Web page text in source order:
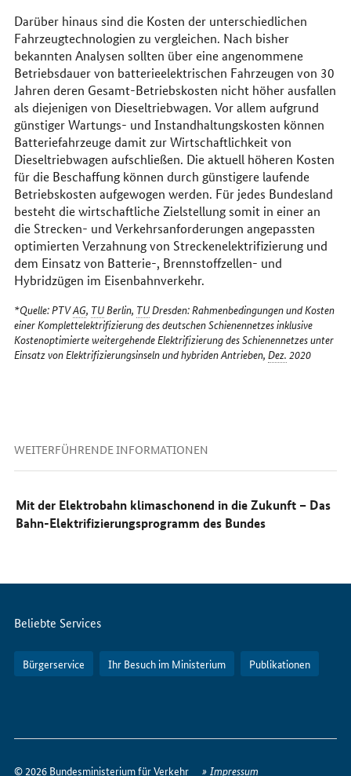
Darüber hinaus sind die Kosten der unterschiedlichen
Fahrzeugtechnologien zu vergleichen. Nach bisher
bekannten Analysen sollten über eine angenommene
Betriebsdauer von batterieelektrischen Fahrzeugen von 30
Jahren deren Gesamt-Betriebskosten nicht höher ausfallen
als diejenigen von Dieseltriebwagen. Vor allem aufgrund
günstiger Wartungs- und Instandhaltungskosten können
Batteriefahrzeuge damit zur Wirtschaftlichkeit von
Dieseltriebwagen aufschließen. Die aktuell höheren Kosten
für die Beschaffung können durch günstigere laufende
Betriebskosten aufgewogen werden. Für jedes Bundesland
besteht die wirtschaftliche Zielstellung somit in einer an
die Strecken- und Verkehrsanforderungen angepassten
optimierten Verzahnung von Streckenelektrifizierung und
dem Einsatz von Batterie-, Brennstoffzellen- und
Hybridzügen im Eisenbahnverkehr.
*Quelle: PTVAG, TUBerlin, TUDresden: Rahmenbedingungen und Kosten
einer Komplettelektrifizierung des deutschen Schienennetzes inklusive
Kostenoptimierte weitergehende Elektrifizierung des Schienennetzes unter
Einsatz von Elektrifizierungsinseln und hybriden Antrieben, Dez. 2020
WEITERFÜHRENDE INFORMATIONEN
Mit der Elektrobahn klimaschonend in die Zukunft – Das
Bahn-Elektrifizierungsprogramm des Bundes
Servicemenü
Beliebte Services
Bürgerservice Ihr Besuch im Ministerium Publikationen
erreichen
© 2026 Bundesministerium für Verkehr Impressum